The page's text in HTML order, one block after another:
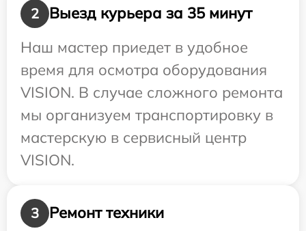
2
Выезд курьера за 35 минут
Наш мастер приедет в удобное
время для осмотра оборудования
VISION. В случае сложного ремонта
мы организуем транспортировку в
мастерскую в сервисный центр
VISION.
3
Ремонт техники